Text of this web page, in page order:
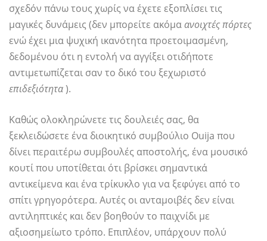
σχεδόν πάνω τους χωρίς να έχετε εξοπλίσει τις
μαγικές δυνάμεις (δεν μπορείτε ακόμαανοιχτές πόρτες
ενώ έχει μια ψυχική ικανότητα προετοιμασμένη,
δεδομένου ότι η εντολή να αγγίξει οτιδήποτε
αντιμετωπίζεται σαν το δικό του ξεχωριστό
επιδεξιότητα).
Καθώς ολοκληρώνετε τις δουλειές σας, θα
ξεκλειδώσετε ένα διοικητικό συμβούλιο Ouija που
δίνει περαιτέρω συμβουλές αποστολής, ένα μουσικό
κουτί που υποτίθεται ότι βρίσκει σημαντικά
αντικείμενα και ένα τρίκυκλο για να ξεφύγει από το
σπίτι γρηγορότερα. Αυτές οι ανταμοιβές δεν είναι
αντιληπτικές και δεν βοηθούν το παιχνίδι με
αξιοσημείωτο τρόπο. Επιπλέον, υπάρχουν πολύ